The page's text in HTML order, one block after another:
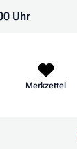
Uhr
Merkzettel